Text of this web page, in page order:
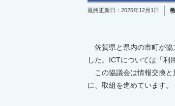
最終更新日： 2025年12月1日
佐賀県と県内の市町が協
した。ICTについては「利
この協議会は情報交換と
に、取組を進めています。